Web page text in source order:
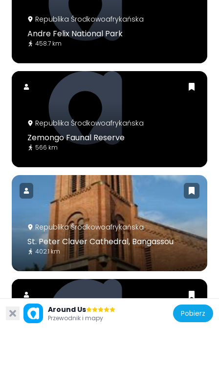
Republika Środkowoafrykańska
Andre Felix National Park
458.7 km
Republika Środkowoafrykańska
Zemongo Faunal Reserve
566 km
Republika Środkowoafrykańska
St. Peter Claver Cathedral, Bangassou
402.1 km
Around Us
Przewodnik i mapy Pobierz